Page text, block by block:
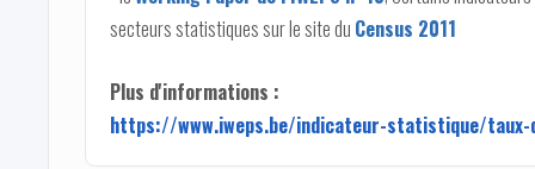
secteurs statistiques sur le site du Census 2011
Plus d'informations :
https://www.iweps.be/indicateur-statistique/